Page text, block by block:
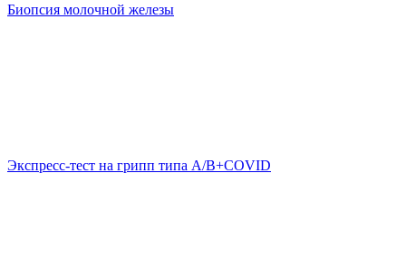
Биопсия молочной железы
Экспресс-тест на грипп типа А/В+COVID